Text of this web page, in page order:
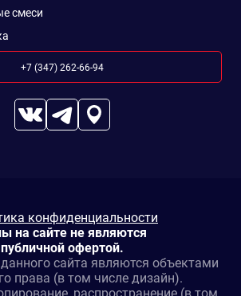
смеси
+7 (347) 262-66-94
на сайте не являются
публичной офертой.
сайта являются объектами
права (в том числе дизайн).
конфиденциальности